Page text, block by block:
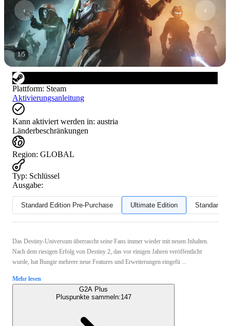
1/5
Plattform: Steam
Aktivierungsanleitung
Kann aktiviert werden in: austria
Länderbeschränkungen
Region: GLOBAL
Typ: Schlüssel
Ausgabe:
Standard Edition Pre-Purchase Ultimate Edition Standard
Das Destiny-Universum überrascht seine Fans immer wieder mit neuen Inhalten.
Nach dem riesigen Erfolg von Destiny 2, das vor einigen Jahren veröffentlicht
wurde, hat Bungie mehrere neue Features und Erweiterungen eingefü ...
Mehr lesen
G2A Plus
Pluspunkte sammeln:147